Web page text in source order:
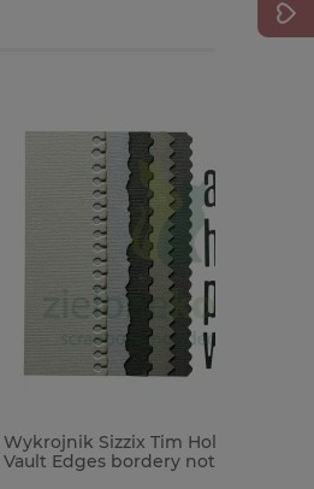
Tim Holtz Thinlits
notes alfabet